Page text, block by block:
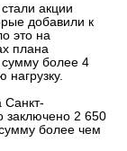
акции
добавили к
это на
плана
более 4
Санкт-
заключено 2 650
более чем